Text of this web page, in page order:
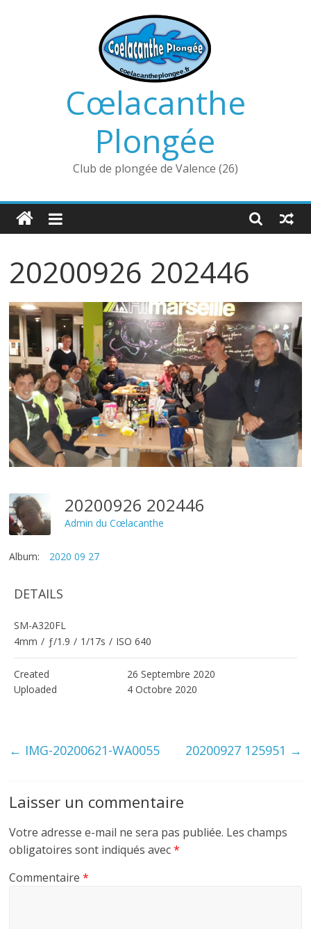
Cœlacanthe
Plongée
Club de plongée de Valence (26)
20200926 202446
20200926 202446
Admin du Cœlacanthe
Album: 2020 09 27
DETAILS
SM-A320FL
4mm / ƒ/1.9 / 1/17s / ISO 640
Created
26 Septembre 2020
Uploaded
4 Octobre 2020
← IMG-20200621-WA0055 20200927 125951 →
Laisser un commentaire
Votre adresse e-mail ne sera pas publiée. Les champs
obligatoires sont indiqués avec*
Commentaire*